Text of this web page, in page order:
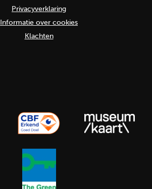
Privacyverklaring
Informatie over cookies
Klachten